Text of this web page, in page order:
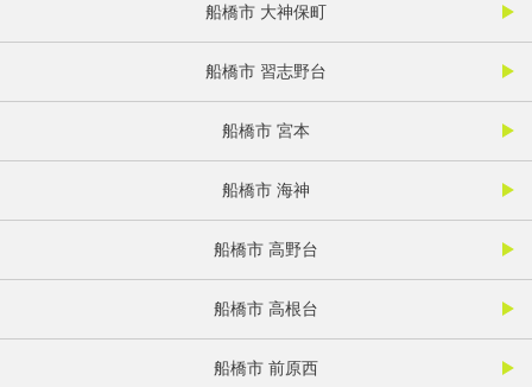
船橋市 大神保町
船橋市 習志野台
船橋市 宮本
船橋市 海神
船橋市 高野台
船橋市 高根台
船橋市 前原西